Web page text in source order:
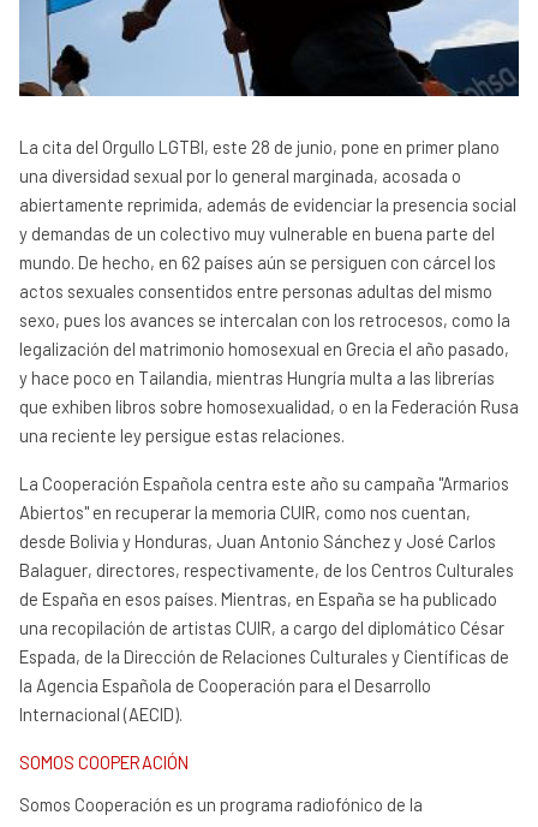
La cita del Orgullo LGTBI, este 28 de junio, pone en primer plano
una diversidad sexual por lo general marginada, acosada o
abiertamente reprimida, además de evidenciar la presencia social
y demandas de un colectivo muy vulnerable en buena parte del
mundo. De hecho, en 62 países aún se persiguen con cárcel los
actos sexuales consentidos entre personas adultas del mismo
sexo, pues los avances se intercalan con los retrocesos, como la
legalización del matrimonio homosexual en Grecia el año pasado,
y hace poco en Tailandia, mientras Hungría multa a las librerías
que exhiben libros sobre homosexualidad, o en la Federación Rusa
una reciente ley persigue estas relaciones.
La Cooperación Española centra este año su campaña "Armarios
Abiertos" en recuperar la memoria CUIR, como nos cuentan,
desde Bolivia y Honduras, Juan Antonio Sánchez y José Carlos
Balaguer, directores, respectivamente, de los Centros Culturales
de España en esos países. Mientras, en España se ha publicado
una recopilación de artistas CUIR, a cargo del diplomático César
Espada, de la Dirección de Relaciones Culturales y Científicas de
la Agencia Española de Cooperación para el Desarrollo
Internacional (AECID).
SOMOS COOPERACIÓN
Somos Cooperación es un programa radiofónico de la